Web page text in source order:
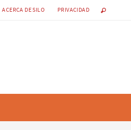
ACERCA DE SILO PRIVACIDAD